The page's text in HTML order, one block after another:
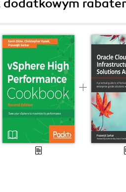
dodatkowym